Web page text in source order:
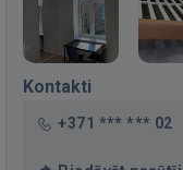
Kontakti
+371 *** *** 02